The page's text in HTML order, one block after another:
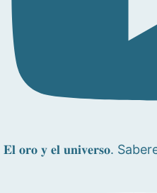
𝐄𝐥 𝐨𝐫𝐨 𝐲 𝐞𝐥 𝐮𝐧𝐢𝐯𝐞𝐫𝐬𝐨.